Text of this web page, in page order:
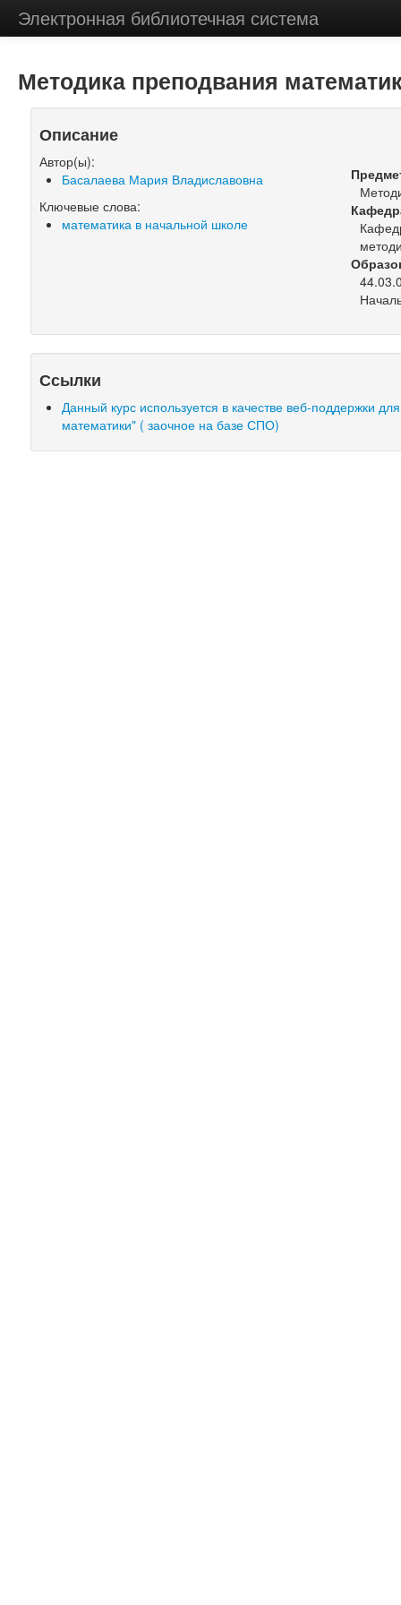
Электронная библиотечная система
Методика преподвания
Описание
Автор(ы):
Басалаева Мария Владиславовна
Ключевые слова:
математика в начальной школе
Ссылки
Данный курс используется в качестве веб-поддержки
математики" ( заочное на базе СПО)